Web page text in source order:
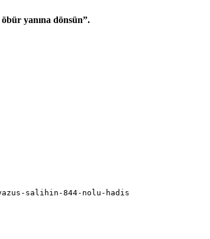
yanına dönsün”.
salihin-844-nolu-hadis